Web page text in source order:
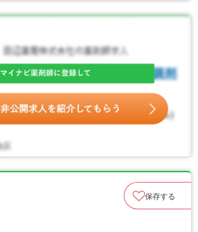
保存する